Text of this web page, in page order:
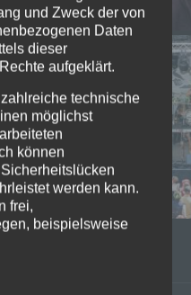
und Zweck der von
Daten
dieser
aufgeklärt.
technische
möglichst
können
werden kann.
frei,
beispielsweise